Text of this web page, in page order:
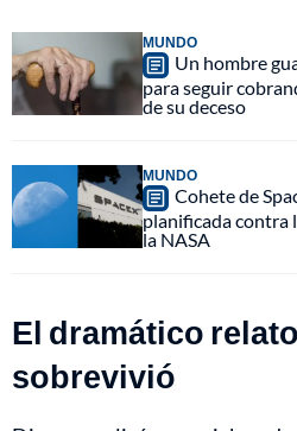
MUNDO
Un hombre
para seguir
de su deceso
MUNDO
Cohete de
planificada contra
la NASA
El dramático
sobrevivió